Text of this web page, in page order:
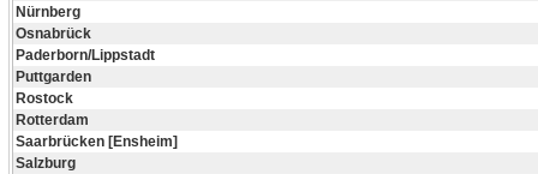
Nürnberg
Osnabrück
Paderborn/Lippstadt
Puttgarden
Rostock
Rotterdam
Saarbrücken [Ensheim]
Salzburg